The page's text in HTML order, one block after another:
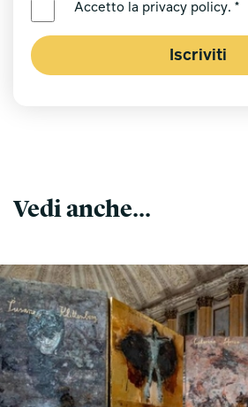
Accetto la privacy policy. *
Iscriviti
Vedi anche...